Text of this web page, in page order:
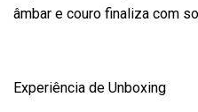
âmbar e couro finaliza com
Experiência de Unboxing